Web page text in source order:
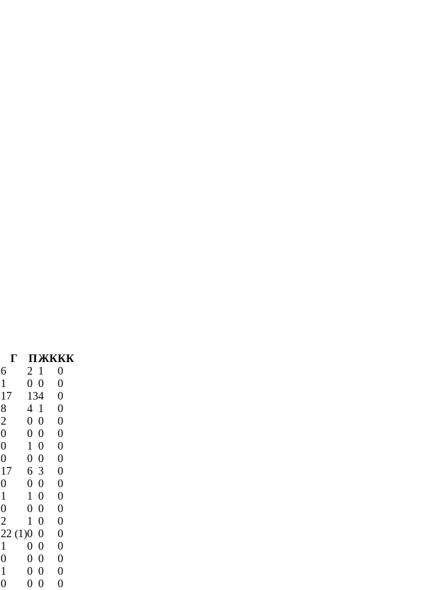
Г ПЖККК
6 2 1
0
1 0 0
0
17 134
0
8 4 1
0
2 0 0
0
0 0 0
0
0 1 0
0
0 0 0
0
17 6 3
0
0 0 0
0
1 1 0
0
0 0 0
0
2 1 0
0
22 (1)0 0
0
1 0 0
0
0 0 0
0
1 0 0
0
0 0 0
0